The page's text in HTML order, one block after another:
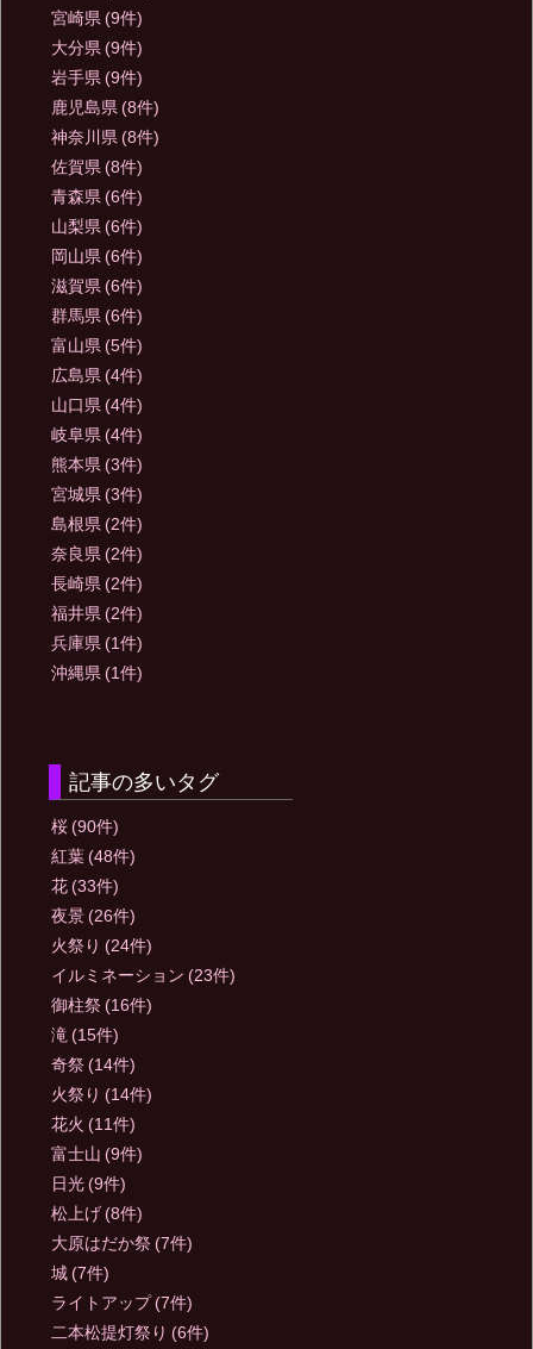
宮崎県 (9件)
大分県 (9件)
岩手県 (9件)
鹿児島県 (8件)
神奈川県 (8件)
佐賀県 (8件)
青森県 (6件)
山梨県 (6件)
岡山県 (6件)
滋賀県 (6件)
群馬県 (6件)
富山県 (5件)
広島県 (4件)
山口県 (4件)
岐阜県 (4件)
熊本県 (3件)
宮城県 (3件)
島根県 (2件)
奈良県 (2件)
長崎県 (2件)
福井県 (2件)
兵庫県 (1件)
沖縄県 (1件)
記事の多いタグ
桜 (90件)
紅葉 (48件)
花 (33件)
夜景 (26件)
火祭り (24件)
イルミネーション (23件)
御柱祭 (16件)
滝 (15件)
奇祭 (14件)
火祭り (14件)
花火 (11件)
富士山 (9件)
日光 (9件)
松上げ (8件)
大原はだか祭 (7件)
城 (7件)
ライトアップ (7件)
二本松提灯祭り (6件)